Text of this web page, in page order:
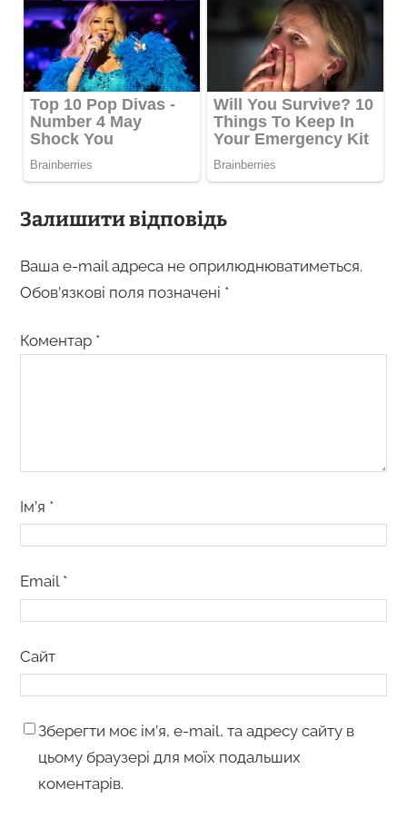
Залишити відповідь
Ваша e-mail адреса не оприлюднюватиметься.
Обов’язкові поля позначені *
Коментар *
Ім’я *
Email *
Сайт
Зберегти моє ім’я, e-mail, та адресу сайту в
цьому браузері для моїх подальших
коментарів.